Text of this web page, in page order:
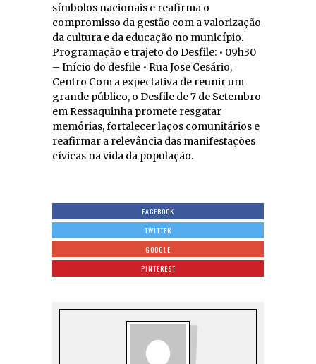
símbolos nacionais e reafirma o
compromisso da gestão com a valorização
da cultura e da educação no município.
Programação e trajeto do Desfile: • 09h30
– Início do desfile • Rua Jose Cesário,
Centro Com a expectativa de reunir um
grande público, o Desfile de 7 de Setembro
em Ressaquinha promete resgatar
memórias, fortalecer laços comunitários e
reafirmar a relevância das manifestações
cívicas na vida da população.
FACEBOOK
TWITTER
GOOGLE
PINTEREST